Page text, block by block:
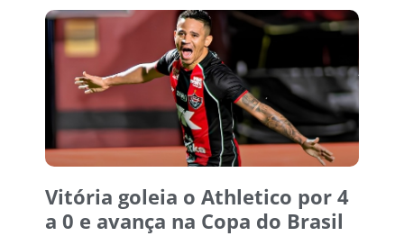
Vitória goleia o Athletico por 4
a 0 e avança na Copa do Brasil